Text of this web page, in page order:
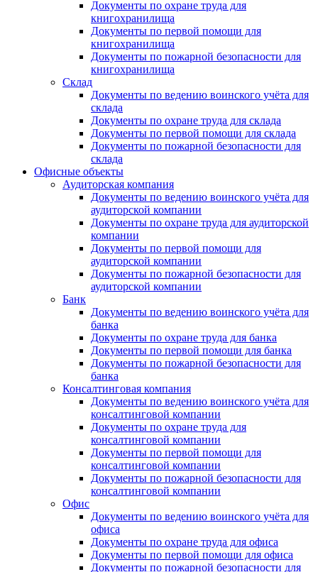
Документы по охране труда для
книгохранилища
Документы по первой помощи для
книгохранилища
Документы по пожарной безопасности для
книгохранилища
Склад
Документы по ведению воинского учёта для
склада
Документы по охране труда для склада
Документы по первой помощи для склада
Документы по пожарной безопасности для
склада
Офисные объекты
Аудиторская компания
Документы по ведению воинского учёта для
аудиторской компании
Документы по охране труда для аудиторской
компании
Документы по первой помощи для
аудиторской компании
Документы по пожарной безопасности для
аудиторской компании
Банк
Документы по ведению воинского учёта для
банка
Документы по охране труда для банка
Документы по первой помощи для банка
Документы по пожарной безопасности для
банка
Консалтинговая компания
Документы по ведению воинского учёта для
консалтинговой компании
Документы по охране труда для
консалтинговой компании
Документы по первой помощи для
консалтинговой компании
Документы по пожарной безопасности для
консалтинговой компании
Офис
Документы по ведению воинского учёта для
офиса
Документы по охране труда для офиса
Документы по первой помощи для офиса
Документы по пожарной безопасности для